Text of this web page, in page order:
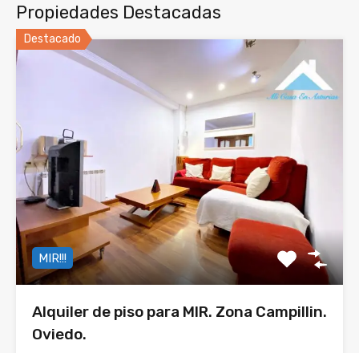
Propiedades Destacadas
Destacado
MIR!!!
Alquiler de piso para MIR. Zona Campillin.
Oviedo.